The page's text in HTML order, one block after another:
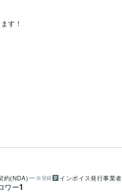
す！
約(NDA) 未登録 インボイス発行事業者
ワー1